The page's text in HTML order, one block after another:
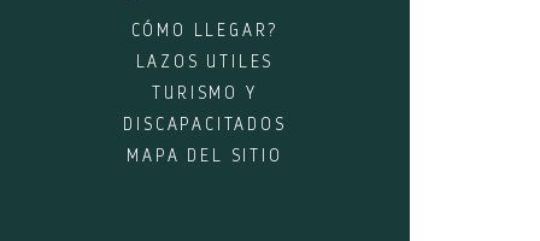
CÓMO LLEGAR?
LAZOS UTILES
TURISMO Y
DISCAPACITADOS
MAPA DEL SITIO